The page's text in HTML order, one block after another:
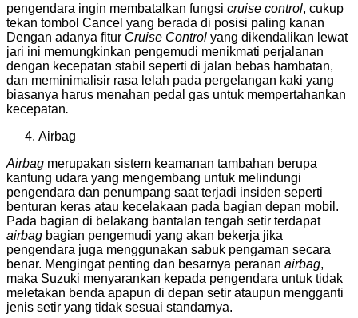
pengendara ingin membatalkan fungsi cruise control, cukup
tekan tombol Cancel yang berada di posisi paling kanan
Dengan adanya fitur Cruise Control yang dikendalikan lewat
jari ini memungkinkan pengemudi menikmati perjalanan
dengan kecepatan stabil seperti di jalan bebas hambatan,
dan meminimalisir rasa lelah pada pergelangan kaki yang
biasanya harus menahan pedal gas untuk mempertahankan
kecepatan.
Airbag
Airbag merupakan sistem keamanan tambahan berupa
kantung udara yang mengembang untuk melindungi
pengendara dan penumpang saat terjadi insiden seperti
benturan keras atau kecelakaan pada bagian depan mobil.
Pada bagian di belakang bantalan tengah setir terdapat
airbag bagian pengemudi yang akan bekerja jika
pengendara juga menggunakan sabuk pengaman secara
benar. Mengingat penting dan besarnya peranan airbag,
maka Suzuki menyarankan kepada pengendara untuk tidak
meletakan benda apapun di depan setir ataupun mengganti
jenis setir yang tidak sesuai standarnya.